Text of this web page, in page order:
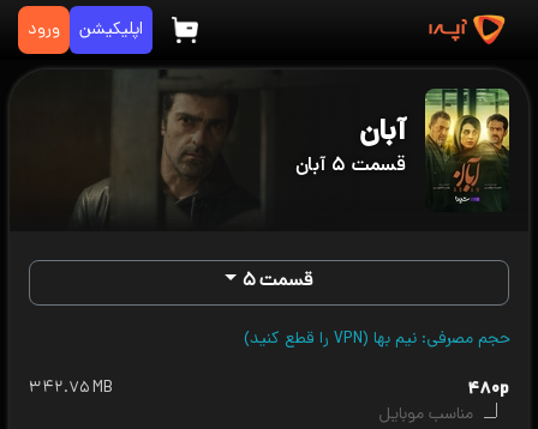
اپلیکیشن ورود
آبان
قسمت ۵ آبان
قسمت ۵
حجم مصرفی: نیم بها (VPN را قطع کنید)
۴۸۰p
مناسب موبایل
۳۴۲.۷۵ MB